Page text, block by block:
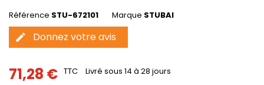
Référence STU-672101 Marque STUBAI
edit Donnez votre avis
71,28 € TTC Livré sous 14 à 28 jours